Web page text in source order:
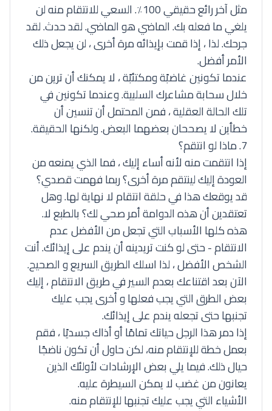
مثل آخر رائع حقيقي 100٪. السعي للانتقام منه لن
يلغي ما فعله بك. الماضي هو الماضي. لقد حدث. لقد
جرحك. لذا ، إذا قمت بإيذائه مرة أخرى ، لن يجعل ذلك
الأمر أفضل.
عندما تكونين غاضبًة ومكتئبًة ، لا يمكنك أن ترين من
خلال سحابة مشاعرك السلبية. وعندما تكونين في
تلك الحالة العقلية ، فمن المحتمل أن تنسين أن
خطأين لا يصححان بعضهما البعض. ولكنها الحقيقة.
7. ماذا لو انتقم؟
إذا انتقمت منه لأنه أساء إليك ، فما الذي يمنعه من
العودة إليك لينتقم مرة أخرى؟ ربما فهمت قصدي؟
قد يوقعك هذا في حلقة انتقام لا نهاية لها. وهل
تعتقدين أن هذه الدوامة أمر صحي لك؟ بالطبع لا.
هذه كلها الأسباب التي تجعل من الأفضل عدم
الانتقام - حتى لو كنت تريدينه أن يندم على إيذائك. أنت
الشخص الأفضل ، لذا اسلك الطريق السريع و الصحيح.
الآن بعد اقتناعك بعدم السير في طريق الانتقام ، إليك
بعض الطرق التي يجب فعلها و أخرى يجب عليك
تجنبها حتى تجعله يندم على إيذائك.
إذا دمر هذا الرجل حياتك تمامًا أو أذاك جسديًا ، فقم
بعمل خطة للإنتقام منه، لكن حاول أن تكون ناضجًا
حيال ذلك. فيما يلي بعض الإرشادات لأولئك الذين
يعانون من غضب لا يمكن السيطرة عليه.
الأشياء التي يجب عليك تجنبها للإنتقام منه.